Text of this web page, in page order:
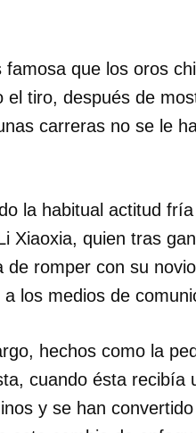
has de iniciar sesión con
que los oros
tiro, después de
carreras no se le
la habitual actitud
Xiaoxia, quien tras
romper con su
los medios de
hechos como la
cuando ésta recibía
y se han